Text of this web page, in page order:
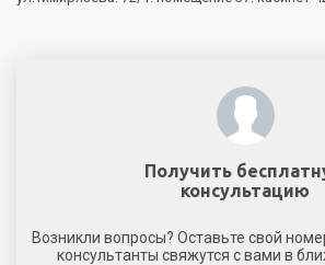
Получить
консультацию
Возникли вопросы? Оставьте свой
консультанты свяжутся с вами в